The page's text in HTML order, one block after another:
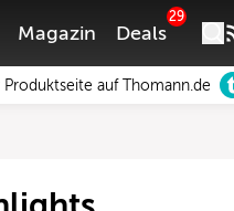
Magazin Deals
29
Produktseite auf Thomann.de